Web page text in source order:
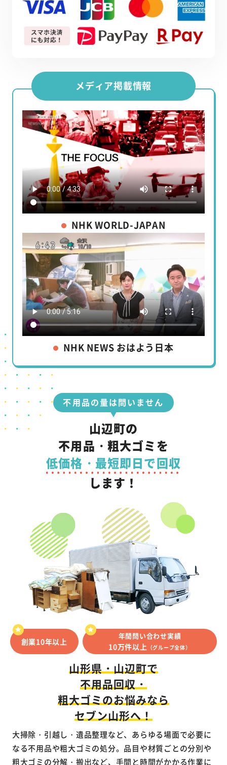
メディア掲載情報
NHK WORLD-JAPAN
NHK NEWS おはよう日本
不用品の量は問いません
山辺町の
不用品・粗大ゴミを
低価格・最短即日で回収
します！
創業10年以上
年間問い合わせ実績
10万件以上 （グループ全体）
山形県・山辺町で
不用品回収・
粗大ゴミのお悩みなら
セブン山形へ！
大掃除・引越し・遺品整理など、あらゆる場面で必要に
なる不用品や粗大ゴミの処分。品目や材質ごとの分別や
粗大ゴミの分解・搬出など、手間と時間がかかる作業に